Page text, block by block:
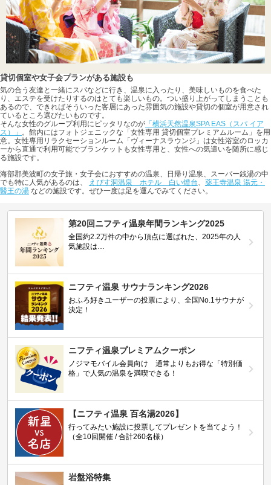
貸切個室や女子会プランがある施設も
気の合う友達と一緒にスパなどに行き、温泉に入ったり、美味しいものを食べた
り、エステを受けたりするのはとても楽しいもの。つい盛り上がってしまうことも
あるので、できればそういった客層にあった雰囲気の施設や貸切の個室が用意され
ているところ選びたいものです。
そんな女性のグループ利用にピッタリなのが 「横浜天然温泉SPA EAS（スパ イア
ス）」 。館内にはフォトジェニックな「女性専用 貸切個室プレミアムルーム」を用
意。女性専用リラクセーションルーム「ヴィーナスラウンジ」は女性浴室のロッカ
ーから直通で利用可能でブランケットも女性専用と、女性への気遣いを随所に感じ
る施設です。
海部郡美波町の女子旅・女子会におすすめの温泉、日帰り温泉、スーパー銭湯の中
でも特に人気があるのは、
えびす洞温泉 ホテル 白い燈台、 薬王寺温泉 湯元・
醫王の湯 などの施設です。ぜひ一度は足を運んでみてください。
第20回ニフティ温泉年間ランキング2025
全国約2.2万件の中から頂点に選ばれた、2025年の人
気施設は…
ニフティ温泉 サウナランキング2026
おふろ好きユーザーの投票により、全国No.1サウナが
決定！
ニフティ温泉プレミアムクーポン
ノジマモバイル会員向け 通常よりもお得な「特別価
格」で人気の温泉を満喫できる！
【ニフティ温泉 百名湯2026】
行ってみたい施設に投票してプレゼントを当てよう！
（全10回開催 / 合計260名様）
岩盤浴特集